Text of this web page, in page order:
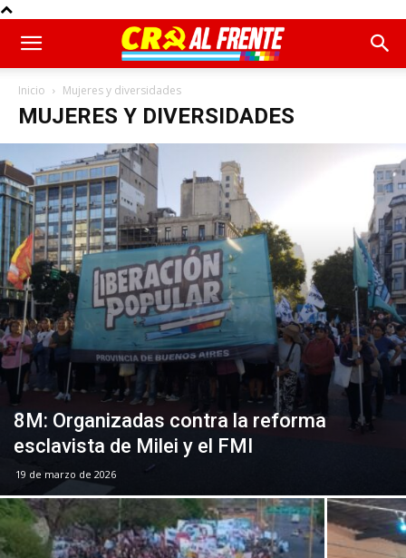
Inicio Mujeres y diversidades
MUJERES Y DIVERSIDADES
8M: Organizadas contra la reforma
esclavista de Milei y el FMI
19 de marzo de 2026